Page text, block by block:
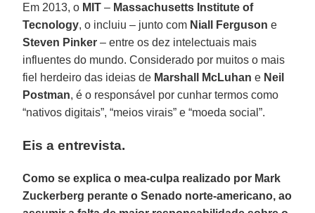
Em 2013, o MIT – Massachusetts Institute of
Tecnology, o incluiu – junto com Niall Ferguson e
Steven Pinker – entre os dez intelectuais mais
influentes do mundo. Considerado por muitos o mais
fiel herdeiro das ideias de Marshall McLuhan e Neil
Postman, é o responsável por cunhar termos como
“nativos digitais”, “meios virais” e “moeda social”.
Eis a entrevista.
Como se explica o mea-culpa realizado por Mark
Zuckerberg perante o Senado norte-americano, ao